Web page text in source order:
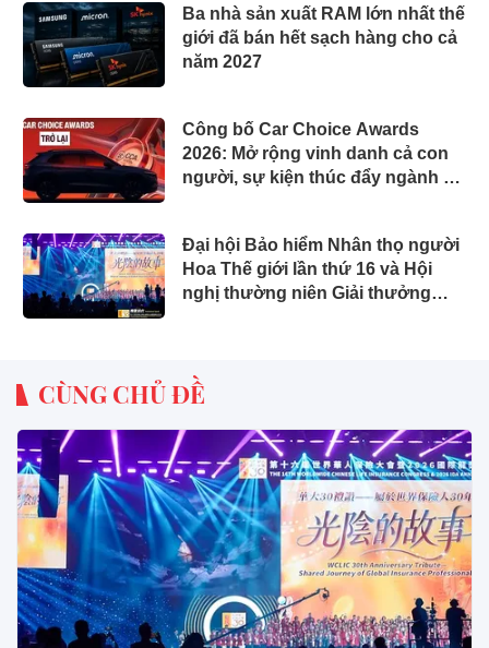
Ba nhà sản xuất RAM lớn nhất thế
giới đã bán hết sạch hàng cho cả
năm 2027
Công bố Car Choice Awards
2026: Mở rộng vinh danh cả con
người, sự kiện thúc đẩy ngành xe
Đại hội Bảo hiểm Nhân thọ người
Hoa Thế giới lần thứ 16 và Hội
nghị thường niên Giải thưởng
CÙNG CHỦ ĐỀ